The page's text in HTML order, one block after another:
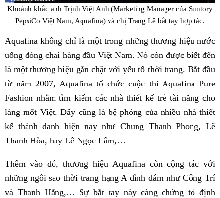
Khoảnh khắc anh Trịnh Việt Anh (Marketing Manager của Suntory
PepsiCo Việt Nam, Aquafina) và chị Trang Lê bắt tay hợp tác.
Aquafina không chỉ là một trong những thương hiệu nước
uống đóng chai hàng đầu Việt Nam. Nó còn được biết đến
là một thương hiệu gắn chặt với yếu tố thời trang. Bắt đầu
từ năm 2007, Aquafina tổ chức cuộc thi Aquafina Pure
Fashion nhằm tìm kiếm các nhà thiết kế trẻ tài năng cho
làng mốt Việt. Đây cũng là bệ phóng của nhiều nhà thiết
kế thành danh hiện nay như Chung Thanh Phong, Lê
Thanh Hòa, hay Lê Ngọc Lâm,…
Thêm vào đó, thương hiệu Aquafina còn cộng tác với
những ngôi sao thời trang hạng A đình đám như Công Trí
và Thanh Hằng,… Sự bắt tay này càng chứng tỏ định